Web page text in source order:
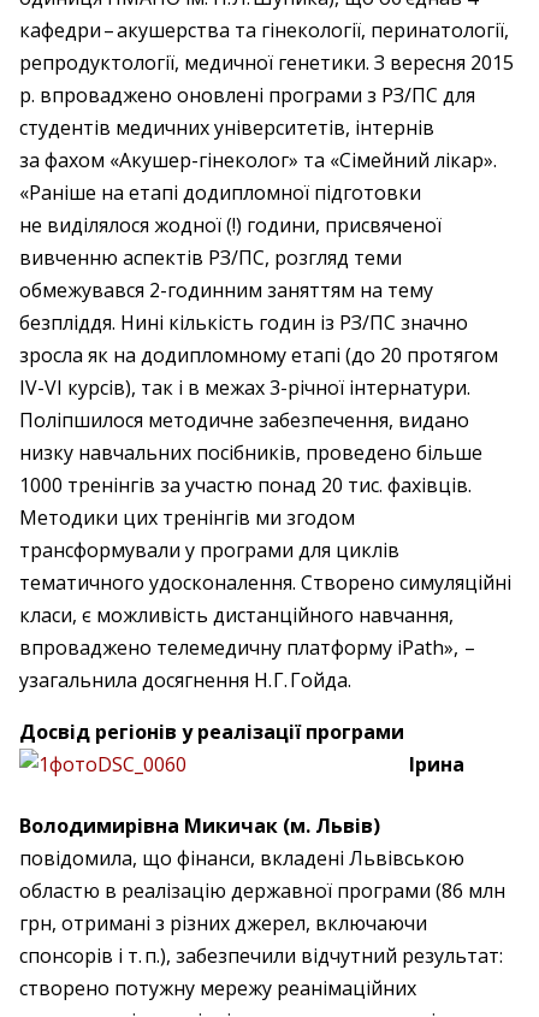
кафедри – ​акушерства та гінекології, перинатології,
репродуктології, медичної генетики. З вересня 2015
р. впроваджено оновлені програми з РЗ/ПС для
студентів медичних університетів, інтернів
за фахом «Акушер-гінеколог» та «Сімейний лікар».
«Раніше на етапі додипломної підготовки
не виділялося жодної (!) години, присвяченої
вивченню аспектів РЗ/ПС, розгляд теми
обмежувався 2-годинним заняттям на тему
безпліддя. Нині кількість годин із РЗ/ПС значно
зросла як на додипломному етапі (до 20 протягом
IV-VI курсів), так і в межах 3-річної інтернатури.
Поліпшилося методичне забезпечення, видано
низку навчальних посібників, проведено більше
1000 тренінгів за участю понад 20 тис. фахівців.
Методики цих тренінгів ми згодом
трансформували у програми для циклів
тематичного удосконалення. Створено симуляційні
класи, є можливість дистанційного навчання,
впроваджено телемедичну платформу iPath», – ​
узагальнила досягнення Н. Г. Гойда.
Досвід регіонів у реалізації програми
Ірина
Володимирівна Микичак (м. Львів)
повідомила, що фінанси, вкладені Львівською
областю в реалізацію державної програми (86 млн
грн, отримані з різних джерел, включаючи
спонсорів і т. п.), забезпечили відчутний результат:
створено потужну мережу реанімаційних